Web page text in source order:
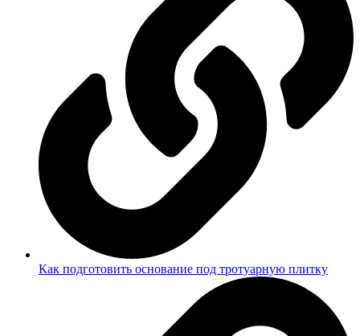
Как подготовить основание под тротуарную плитку